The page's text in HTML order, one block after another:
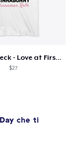
White V-Neck - Love at First Bite
$27
che ti